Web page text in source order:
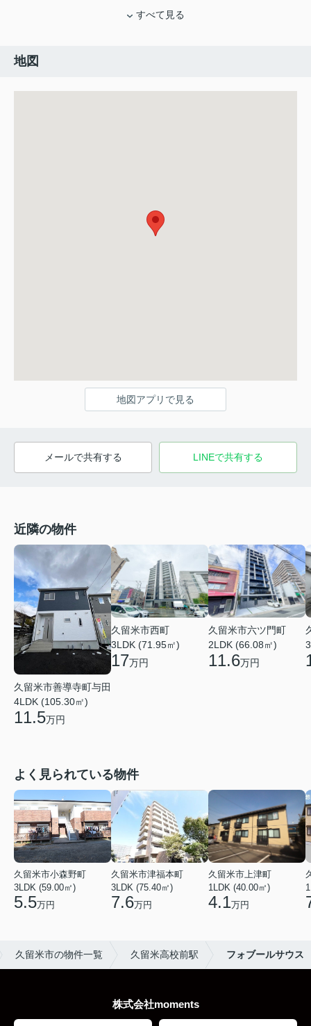
すべて見る
地図
地図アプリで見る
メールで共有する LINEで共有する
近隣の物件
久留米市善導寺町与田
4LDK (105.30㎡)
11.5万円
久留米市西町
3LDK (71.95㎡)
17万円
久留米市六ツ門町
2LDK (66.08㎡)
11.6万円
よく見られている物件
久留米市小森野町
3LDK (59.00㎡)
5.5万円
久留米市津福本町
3LDK (75.40㎡)
7.6万円
久留米市上津町
1LDK (40.00㎡)
4.1万円
久留米市の物件一覧 久留米高校前駅 フォブールサウス
株式会社moments